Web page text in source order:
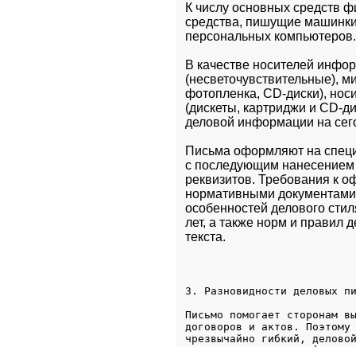
К числу основных средств
средства, пишущие
персональных компьютеров.
В качестве носителей
(несветочувствительные),
фотопленка, CD-диски),
(дискеты, картриджи и CD-
деловой информации на
Письма оформляют на
с последующим
реквизитов. Требования к
нормативными документами
особенностей делового
лет, а также норм и правил
текста.
3. Разновидности деловых
Письмо помогает сторонам
договоров и актов. Поэтому
чрезвычайно гибкий,